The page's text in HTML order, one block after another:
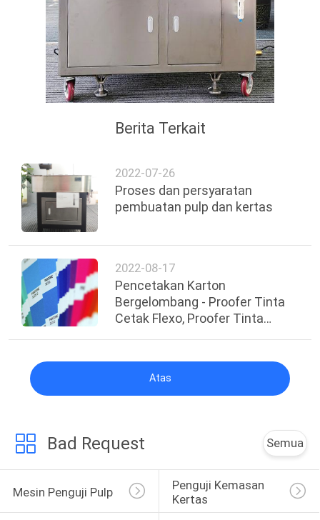
Berita Terkait
2022-07-26
Proses dan persyaratan
pembuatan pulp dan kertas
2022-08-17
Pencetakan Karton
Bergelombang - Proofer Tinta
Cetak Flexo, Proofer Tinta
Atas
Bad Request Semua
Mesin Penguji Pulp
Penguji Kemasan
Kertas